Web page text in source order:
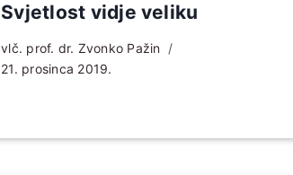
Svjetlost vidje veliku
vlč. prof. dr. Zvonko Pažin
21. prosinca 2019.